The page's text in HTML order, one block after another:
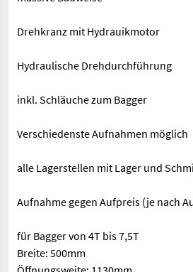
Drehkranz mit Hydrauikmotor
Hydraulische Drehdurchführung
inkl. Schläuche zum Bagger
Verschiedenste Aufnahmen möglich
alle Lagerstellen mit Lager und
Aufnahme gegen Aufpreis (je nach
für Bagger von 4T bis 7,5T
Breite: 500mm